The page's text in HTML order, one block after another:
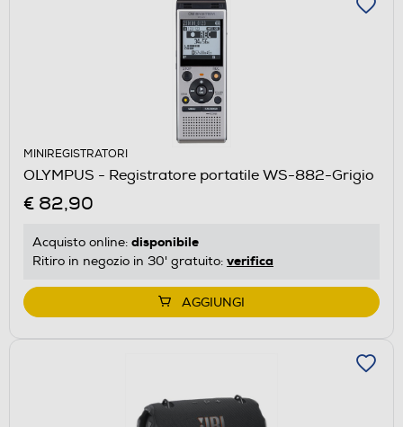
MINIREGISTRATORI
OLYMPUS - Registratore portatile WS-882-Grigio
€ 82,90
Acquisto online: disponibile
Ritiro in negozio in 30' gratuito: verifica
AGGIUNGI